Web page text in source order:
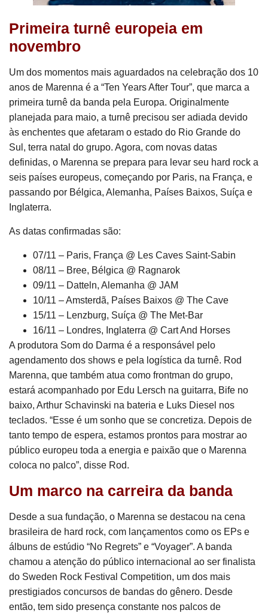
Primeira turnê europeia em
novembro
Um dos momentos mais aguardados na celebração dos 10
anos de Marenna é a “Ten Years After Tour”, que marca a
primeira turnê da banda pela Europa. Originalmente
planejada para maio, a turnê precisou ser adiada devido
às enchentes que afetaram o estado do Rio Grande do
Sul, terra natal do grupo. Agora, com novas datas
definidas, o Marenna se prepara para levar seu hard rock a
seis países europeus, começando por Paris, na França, e
passando por Bélgica, Alemanha, Países Baixos, Suíça e
Inglaterra.
As datas confirmadas são:
07/11 – Paris, França @ Les Caves Saint-Sabin
08/11 – Bree, Bélgica @ Ragnarok
09/11 – Datteln, Alemanha @ JAM
10/11 – Amsterdã, Países Baixos @ The Cave
15/11 – Lenzburg, Suíça @ The Met-Bar
16/11 – Londres, Inglaterra @ Cart And Horses
A produtora Som do Darma é a responsável pelo
agendamento dos shows e pela logística da turnê. Rod
Marenna, que também atua como frontman do grupo,
estará acompanhado por Edu Lersch na guitarra, Bife no
baixo, Arthur Schavinski na bateria e Luks Diesel nos
teclados. “Esse é um sonho que se concretiza. Depois de
tanto tempo de espera, estamos prontos para mostrar ao
público europeu toda a energia e paixão que o Marenna
coloca no palco”, disse Rod.
Um marco na carreira da banda
Desde a sua fundação, o Marenna se destacou na cena
brasileira de hard rock, com lançamentos como os EPs e
álbuns de estúdio “No Regrets” e “Voyager”. A banda
chamou a atenção do público internacional ao ser finalista
do Sweden Rock Festival Competition, um dos mais
prestigiados concursos de bandas do gênero. Desde
então, tem sido presença constante nos palcos de